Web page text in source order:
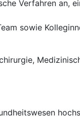
Verfahren an,
sowie